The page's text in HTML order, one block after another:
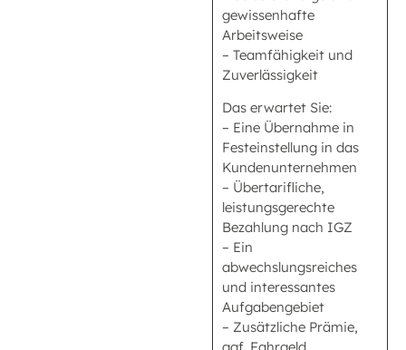
gewissenhafte
Arbeitsweise
– Teamfähigkeit und
Zuverlässigkeit
Das erwartet Sie:
– Eine Übernahme in
Festeinstellung in das
Kundenunternehmen
– Übertarifliche,
leistungsgerechte
Bezahlung nach IGZ
– Ein
abwechslungsreiches
und interessantes
Aufgabengebiet
– Zusätzliche Prämie,